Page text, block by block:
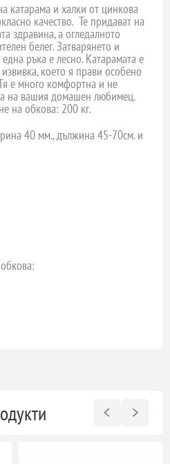
катарама и халки от цинкова
качество. Те придават на
здравина, а огледалното
белег. Затварянето и
ръка е лесно. Катарамата е
което я прави особено
е много комфортна и не
на вашия домашен любимец.
на обкова: 200 кг.
40 мм., дължина 45-70см. и